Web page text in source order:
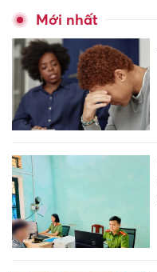
Mới nhất